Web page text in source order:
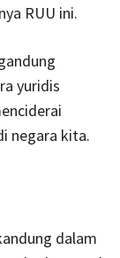
RUU ini.
yuridis
negara kita.
dalam